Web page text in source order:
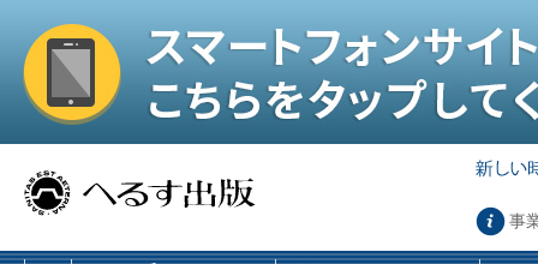
事